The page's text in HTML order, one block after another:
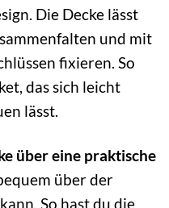
Die Decke lässt
und mit
fixieren. So
das sich leicht
lässt.
über eine praktische
über der
So hast du die